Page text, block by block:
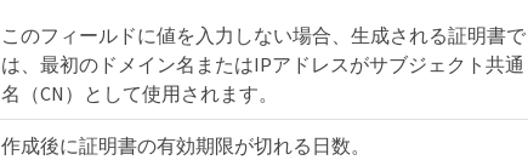
このフィールドに値を入力しない場合、生成される証明書で
は、最初のドメイン名またはIPアドレスがサブジェクト共通
名（CN）として使用されます。
作成後に証明書の有効期限が切れる日数。